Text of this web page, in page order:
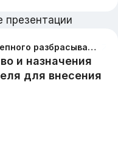
презентации
Устройство и назначения прицепного разбрасывателя для внесения минеральных удобрений